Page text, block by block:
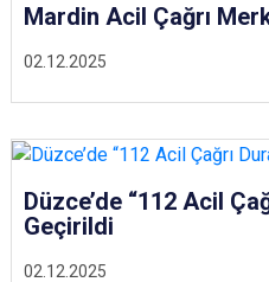
02.12.2025
Mardin Acil Çağrı
02.12.2025
Düzce’de “112 Acil
Geçirildi